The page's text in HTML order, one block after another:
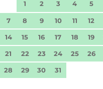
1 2 3 4 5
7 8 9 10 11 12
14 15 16 17 18 19
21 22 23 24 25 26
28 29 30 31